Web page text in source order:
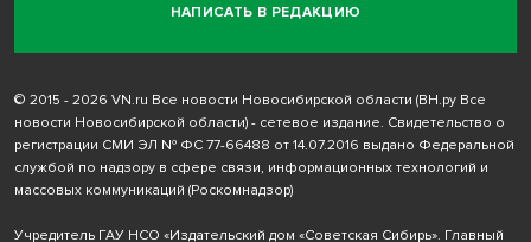
НАПИСАТЬ В РЕДАКЦИЮ
© 2015 - 2026 VN.ru Все новости Новосибирской области (ВН.ру Все
новости Новосибирской области) - сетевое издание. Свидетельство о
регистрации СМИ ЭЛ № ФС 77-66488 от 14.07.2016 выдано Федеральной
службой по надзору в сфере связи, информационных технологий и
массовых коммуникаций (Роскомнадзор)
Учредитель ГАУ НСО «Издательский дом «Советская Сибирь». Главный